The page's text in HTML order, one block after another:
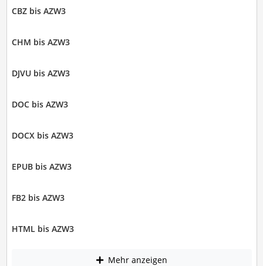
CBZ bis AZW3
CHM bis AZW3
DJVU bis AZW3
DOC bis AZW3
DOCX bis AZW3
EPUB bis AZW3
FB2 bis AZW3
HTML bis AZW3
Mehr anzeigen